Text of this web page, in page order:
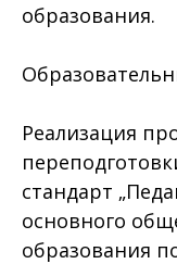
образования.
Реализация
стандарт
основного
образования